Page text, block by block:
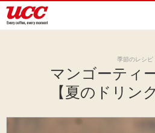
知る・楽しむ一覧
おでかけ・イベント情報一覧
サステナビリティ
季節のレシピ
マンゴーティ
【夏のドリン